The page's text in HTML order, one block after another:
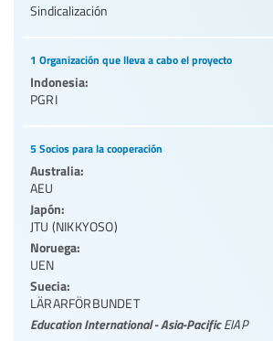
Sindicalización
1 Organización que lleva a cabo el proyecto
Indonesia:
PGRI
5 Socios para la cooperación
Australia:
AEU
Japón:
JTU (NIKKYOSO)
Noruega:
UEN
Suecia:
LÄRARFÖRBUNDET
Education International - Asia-PacificEIAP